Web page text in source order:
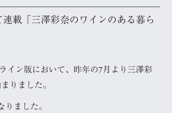
連載「三澤彩奈のワインのある暮ら
ライン版において、昨年の7月より三澤彩
りました。
ました。